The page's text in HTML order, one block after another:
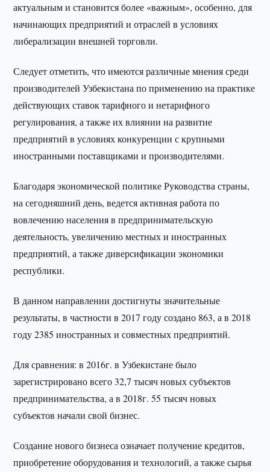
актуальным и становится более «важным», особенно, для
начинающих предприятий и отраслей в условиях
либерализации внешней торговли.
Следует отметить, что имеются различные мнения среди
производителей Узбекистана по применению на практике
действующих ставок тарифного и нетарифного
регулирования, а также их влиянии на развитие
предприятий в условиях конкуренции с крупными
иностранными поставщиками и производителями.
Благодаря экономической политике Руководства страны,
на сегодняшний день, ведется активная работа по
вовлечению населения в предпринимательскую
деятельность, увеличению местных и иностранных
предприятий, а также диверсификации экономики
республики.
В данном направлении достигнуты значительные
результаты, в частности в 2017 году создано 863, а в 2018
году 2385 иностранных и совместных предприятий.
Для сравнения: в 2016г. в Узбекистане было
зарегистрировано всего 32,7 тысяч новых субъектов
предпринимательства, а в 2018г. 55 тысяч новых
субъектов начали свой бизнес.
Создание нового бизнеса означает получение кредитов,
приобретение оборудования и технологий, а также сырья